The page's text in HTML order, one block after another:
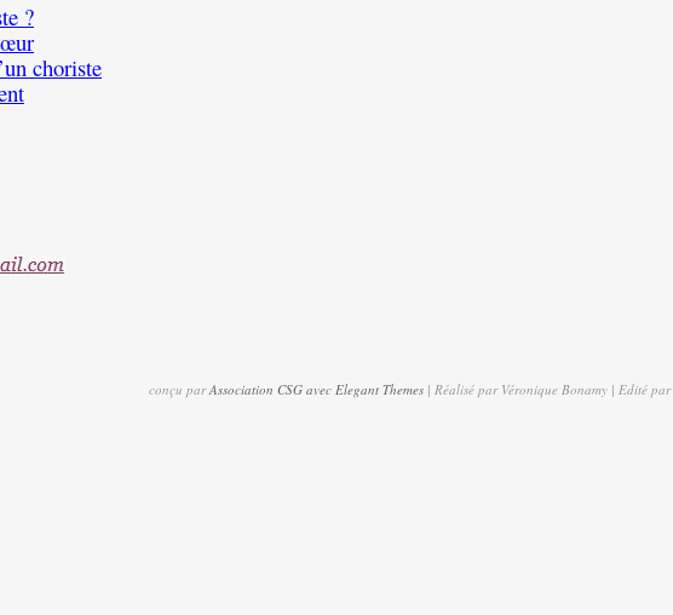
?
choriste
conçu parAssociation CSG avec Elegant Themes | Réalisé par Véronique Bonamy | Edité par